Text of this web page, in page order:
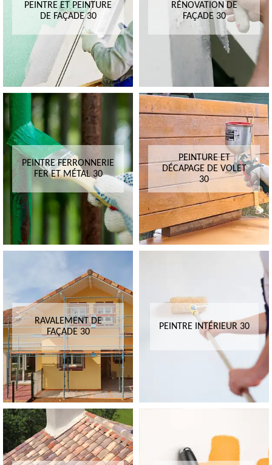
PEINTRE ET PEINTURE
DE FAÇADE 30
RÉNOVATION DE
FAÇADE 30
PEINTRE FERRONNERIE
FER ET MÉTAL 30
PEINTURE ET
DÉCAPAGE DE VOLET
30
RAVALEMENT DE
FAÇADE 30
PEINTRE INTÉRIEUR 30